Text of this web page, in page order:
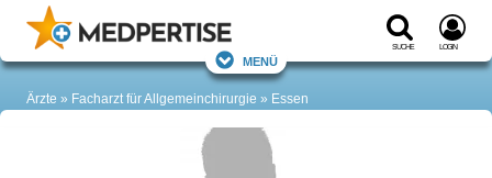
Suche Login
Menü
Ärzte Facharzt für Allgemeinchirurgie Essen